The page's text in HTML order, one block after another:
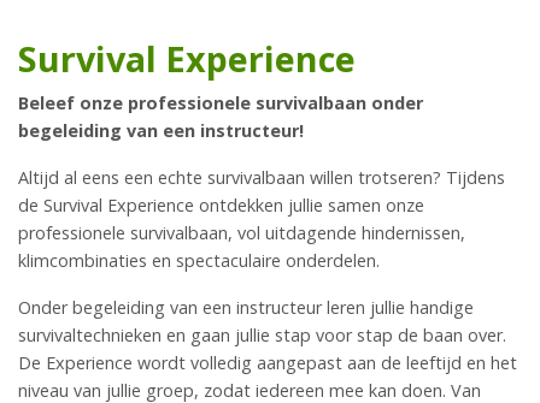
Survival Experience
Beleef onze professionele survivalbaan onder
begeleiding van een instructeur!
Altijd al eens een echte survivalbaan willen trotseren? Tijdens
de Survival Experience ontdekken jullie samen onze
professionele survivalbaan, vol uitdagende hindernissen,
klimcombinaties en spectaculaire onderdelen.
Onder begeleiding van een instructeur leren jullie handige
survivaltechnieken en gaan jullie stap voor stap de baan over.
De Experience wordt volledig aangepast aan de leeftijd en het
niveau van jullie groep, zodat iedereen mee kan doen. Van